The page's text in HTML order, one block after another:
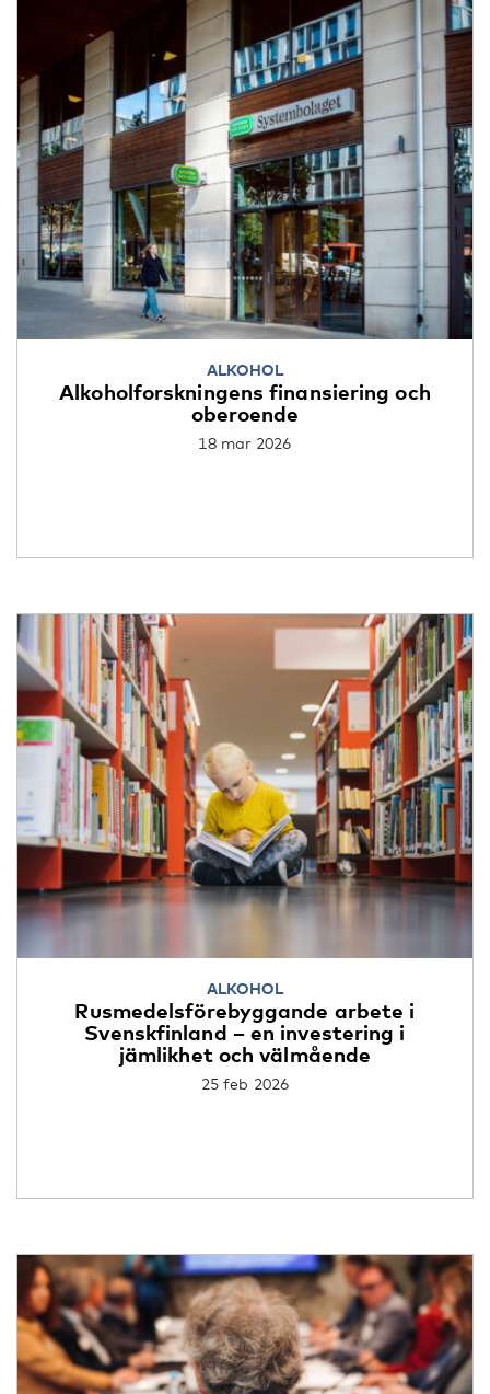
ALKOHOL
Alkoholforskningens finansiering och
oberoende
18 mar 2026
ALKOHOL
Rusmedelsförebyggande arbete i
Svenskfinland – en investering i
jämlikhet och välmående
25 feb 2026